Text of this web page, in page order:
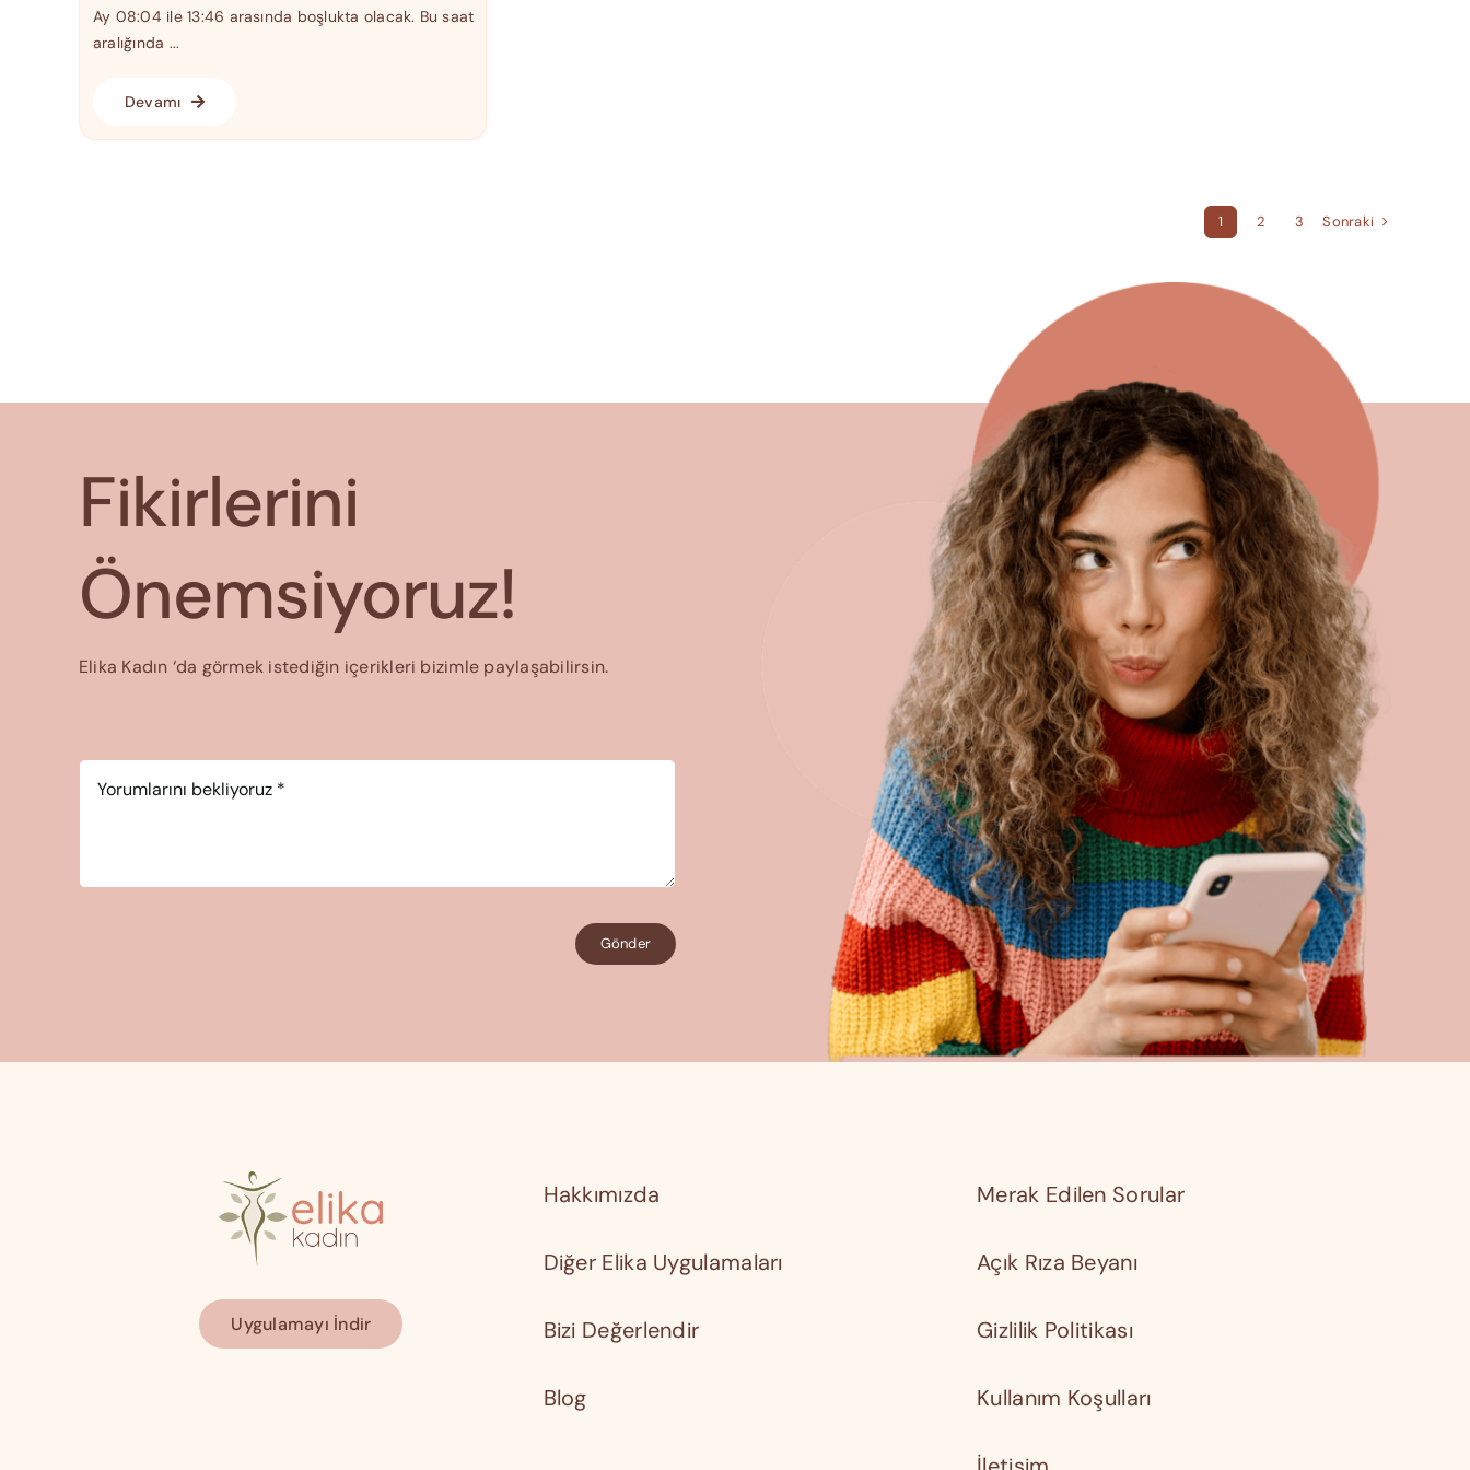
Ay 08:04 ile 13:46 arasında boşlukta olacak. Bu saat
aralığında ...
Devamı
1 2 3 Sonraki
Fikirlerini
Önemsiyoruz!
Elika Kadın ‘da görmek istediğin içerikleri bizimle paylaşabilirsin.
Gönder
Uygulamayı İndir
Hakkımızda
Diğer Elika Uygulamaları
Bizi Değerlendir
Blog
Merak Edilen Sorular
Açık Rıza Beyanı
Gizlilik Politikası
Kullanım Koşulları